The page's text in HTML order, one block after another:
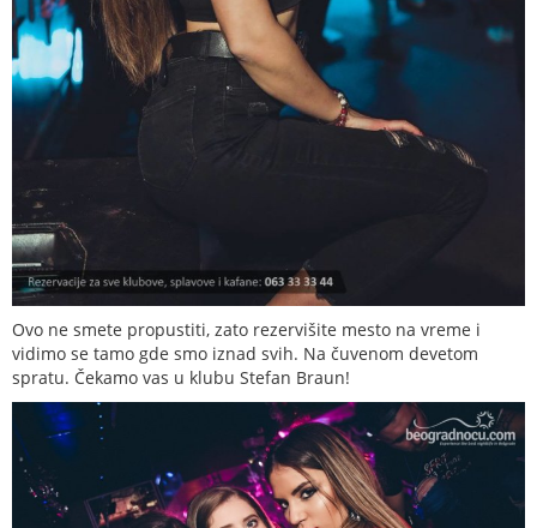
Ovo ne smete propustiti, zato rezervišite mesto na vreme i
vidimo se tamo gde smo iznad svih. Na čuvenom devetom
spratu. Čekamo vas u klubu Stefan Braun!